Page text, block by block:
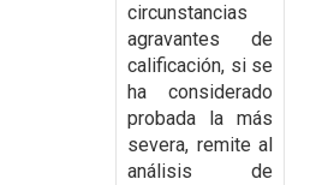
circunstancias
agravantes de
calificación, si se
ha considerado
probada la más
severa, remite al
análisis de